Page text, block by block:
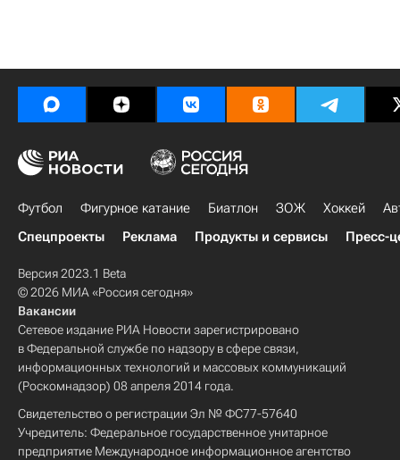
Футбол Фигурное катание Биатлон ЗОЖ Хоккей
Спецпроекты
Реклама Продукты и сервисы Пресс-
Версия 2023.1 Beta
© 2026 МИА «Россия сегодня»
Вакансии
Сетевое издание РИА Новости зарегистрировано
в Федеральной службе по надзору в сфере связи,
информационных технологий и массовых коммуникаций
(Роскомнадзор) 08 апреля 2014 года.
Свидетельство о регистрации Эл № ФС77-57640
Учредитель: Федеральное государственное унитарное
предприятие Международное информационное агентство